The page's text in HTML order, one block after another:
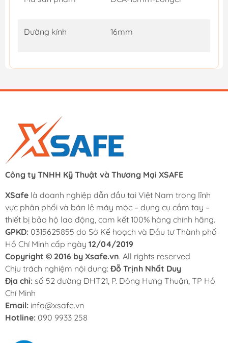
Đường kính 16mm
Công ty TNHH Kỹ Thuật và Thương Mại XSAFE
XSafe là doanh nghiệp dẫn đầu tại Việt Nam trong lĩnh
vực phân phối và bán lẻ máy móc – dụng cụ cầm tay –
thiết bị bảo hộ lao động, cam kết 100% hàng chính hãng.
GPKD: 0315625855 do Sở Kế hoạch và Đầu tư Thành phố
Hồ Chí Minh cấp ngày 12/04/2019
Copyright © 2016 by Xsafe.vn. All rights reserved
Chịu trách nghiệm nội dung: Đỗ Trịnh Nhất Duy
Địa chỉ: số 52 đường ĐHT21, P. Đông Hưng Thuận, TP Hồ
Chí Minh
Email: info@xsafe.vn
Hotline: 090 9933 258